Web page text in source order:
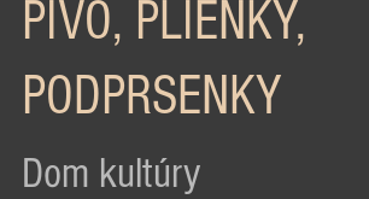
PIVO, PLIENKY,
PODPRSENKY
Dom kultúry